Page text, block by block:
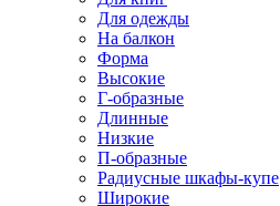
Для одежды
На балкон
Форма
Высокие
Г-образные
Длинные
Низкие
П-образные
Радиусные шкафы-купе
Широкие